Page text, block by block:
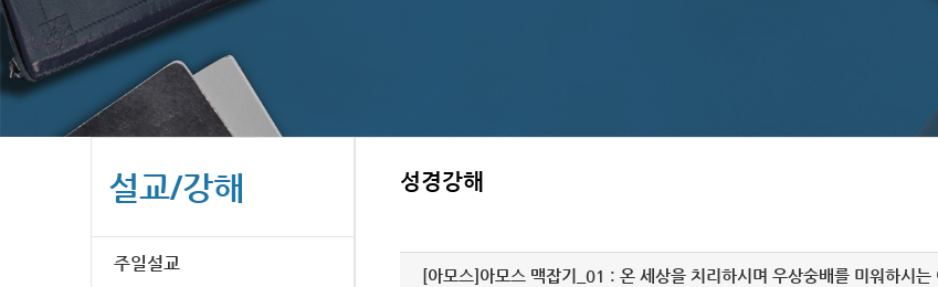
설교/강해
주일설교
성경강해
[아모스] 아모스 맥잡기_01 : 온 세상을 치리하시며 우상숭배를 미워하시는